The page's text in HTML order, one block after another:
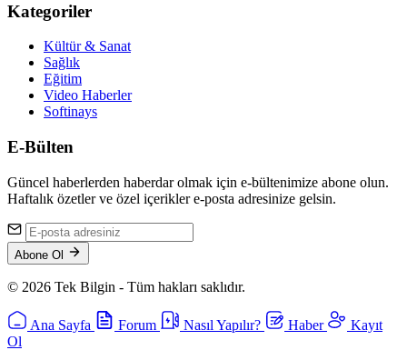
Kategoriler
Kültür & Sanat
Sağlık
Eğitim
Video Haberler
Softinays
E-Bülten
Güncel haberlerden haberdar olmak için e-bültenimize abone olun.
Haftalık özetler ve özel içerikler e-posta adresinize gelsin.
Abone Ol
© 2026 Tek Bilgin - Tüm hakları saklıdır.
Ana Sayfa Forum Nasıl Yapılır? Haber
Kayıt
Ol